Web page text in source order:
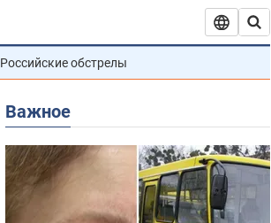
Российские обстрелы
Важное